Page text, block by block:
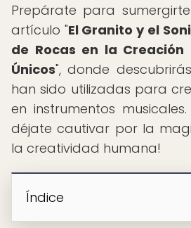
Prepárate para
artículo "El Granito y el
de Rocas en la Creación
Únicos", donde
han sido utilizadas para
en instrumentos
déjate cautivar por la
la creatividad humana!
Índice